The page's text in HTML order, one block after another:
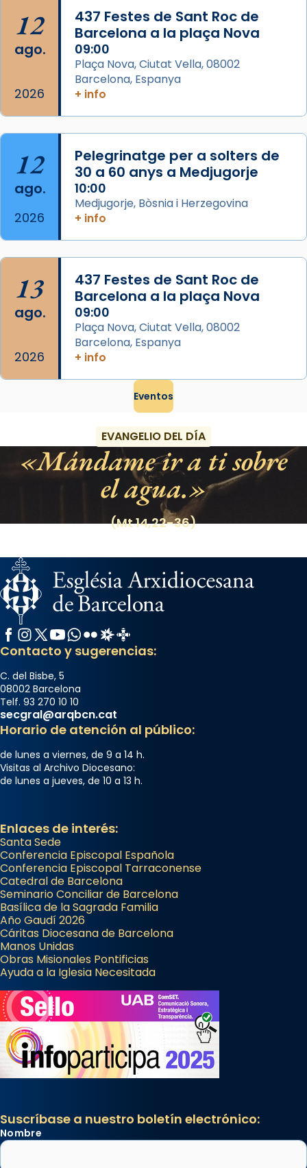
Acompanyant la història de sant Cugat, a
partir de l’Edat Mitjana sorgeix la tradició
que les santes Juliana (“relatiu a Júlia”) i
Semproniana (“relatiu a Semprònia =
eterna”) són deixebles seves. I l’any 1667, el
frare Joan Gaspar Roig, afirma en una obra
que les santes són filles de l’antiga Iluro.
Mataró en reivindicarà les relíq
Foto
View on Facebook ·
12
ago.
2026
437 Festes de Sant Roc de
Barcelona a la plaça Nova
09:00
Plaça Nova, Ciutat Vella, 08002
Barcelona, Espanya
+ info
12
ago.
2026
Pelegrinatge per a solters de
30 a 60 anys a Medjugorje
10:00
Medjugorje, Bòsnia i Herzegovina
+ info
13
ago.
2026
437 Festes de Sant Roc de
Barcelona a la plaça Nova
09:00
Plaça Nova, Ciutat Vella, 08002
Barcelona, Espanya
+ info
Eventos
EVANGELIO DEL DÍA
Mándame ir a ti sobre
el agua.
(Mt 14,22-36)
Facebook
Instagram
X / Twitter
YouTube
WhatsApp
FlickrRadio Estel
Catalunya Cristiana
Contacto y sugerencias:
C. del Bisbe, 5
08002 Barcelona
Telf. 93 270 10 10
secgral@arqbcn.cat
Horario de atención al público:
de lunes a viernes, de 9 a 14 h.
Visitas al Archivo Diocesano:
de lunes a jueves, de 10 a 13 h.
Enlaces de interés:
Santa Sede
Conferencia Episcopal Española
Conferencia Episcopal Tarraconense
Catedral de Barcelona
Seminario Conciliar de Barcelona
Basílica de la Sagrada Familia
Año Gaudí 2026
Cáritas Diocesana de Barcelona
Manos Unidas
Obras Misionales Pontificias
Ayuda a la Iglesia Necesitada
Suscríbase a nuestro boletín electrónico:
Nombre